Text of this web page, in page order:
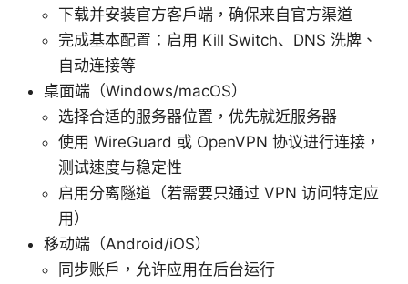
下载并安装官方客户端，确保来自官方渠道
完成基本配置：启用 Kill Switch、DNS 洗牌、
自动连接等
桌面端（Windows/macOS）
选择合适的服务器位置，优先就近服务器
使用 WireGuard 或 OpenVPN 协议进行连接，
测试速度与稳定性
启用分离隧道（若需要只通过 VPN 访问特定应
用）
移动端（Android/iOS）
同步账户，允许应用在后台运行